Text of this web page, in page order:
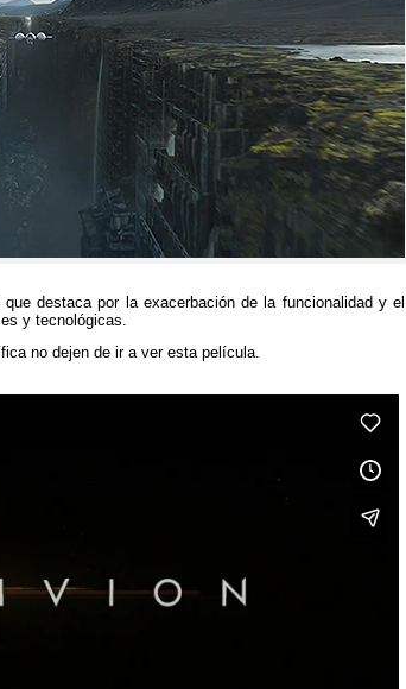
destaca por la exacerbación de la funcionalidad y el
y tecnológicas
no dejen de ir a ver esta película.